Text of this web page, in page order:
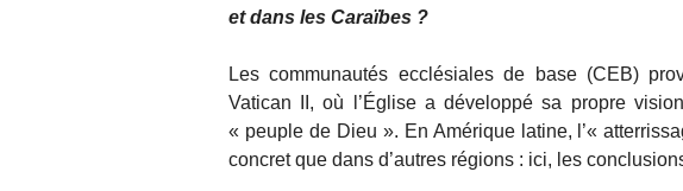
et dans les Caraïbes ?
Les communautés ecclésiales de base (CEB)
Vatican II, où l’Église a développé sa propre
« peuple de Dieu ». En Amérique latine, l’«
concret que dans d’autres régions : ici, les